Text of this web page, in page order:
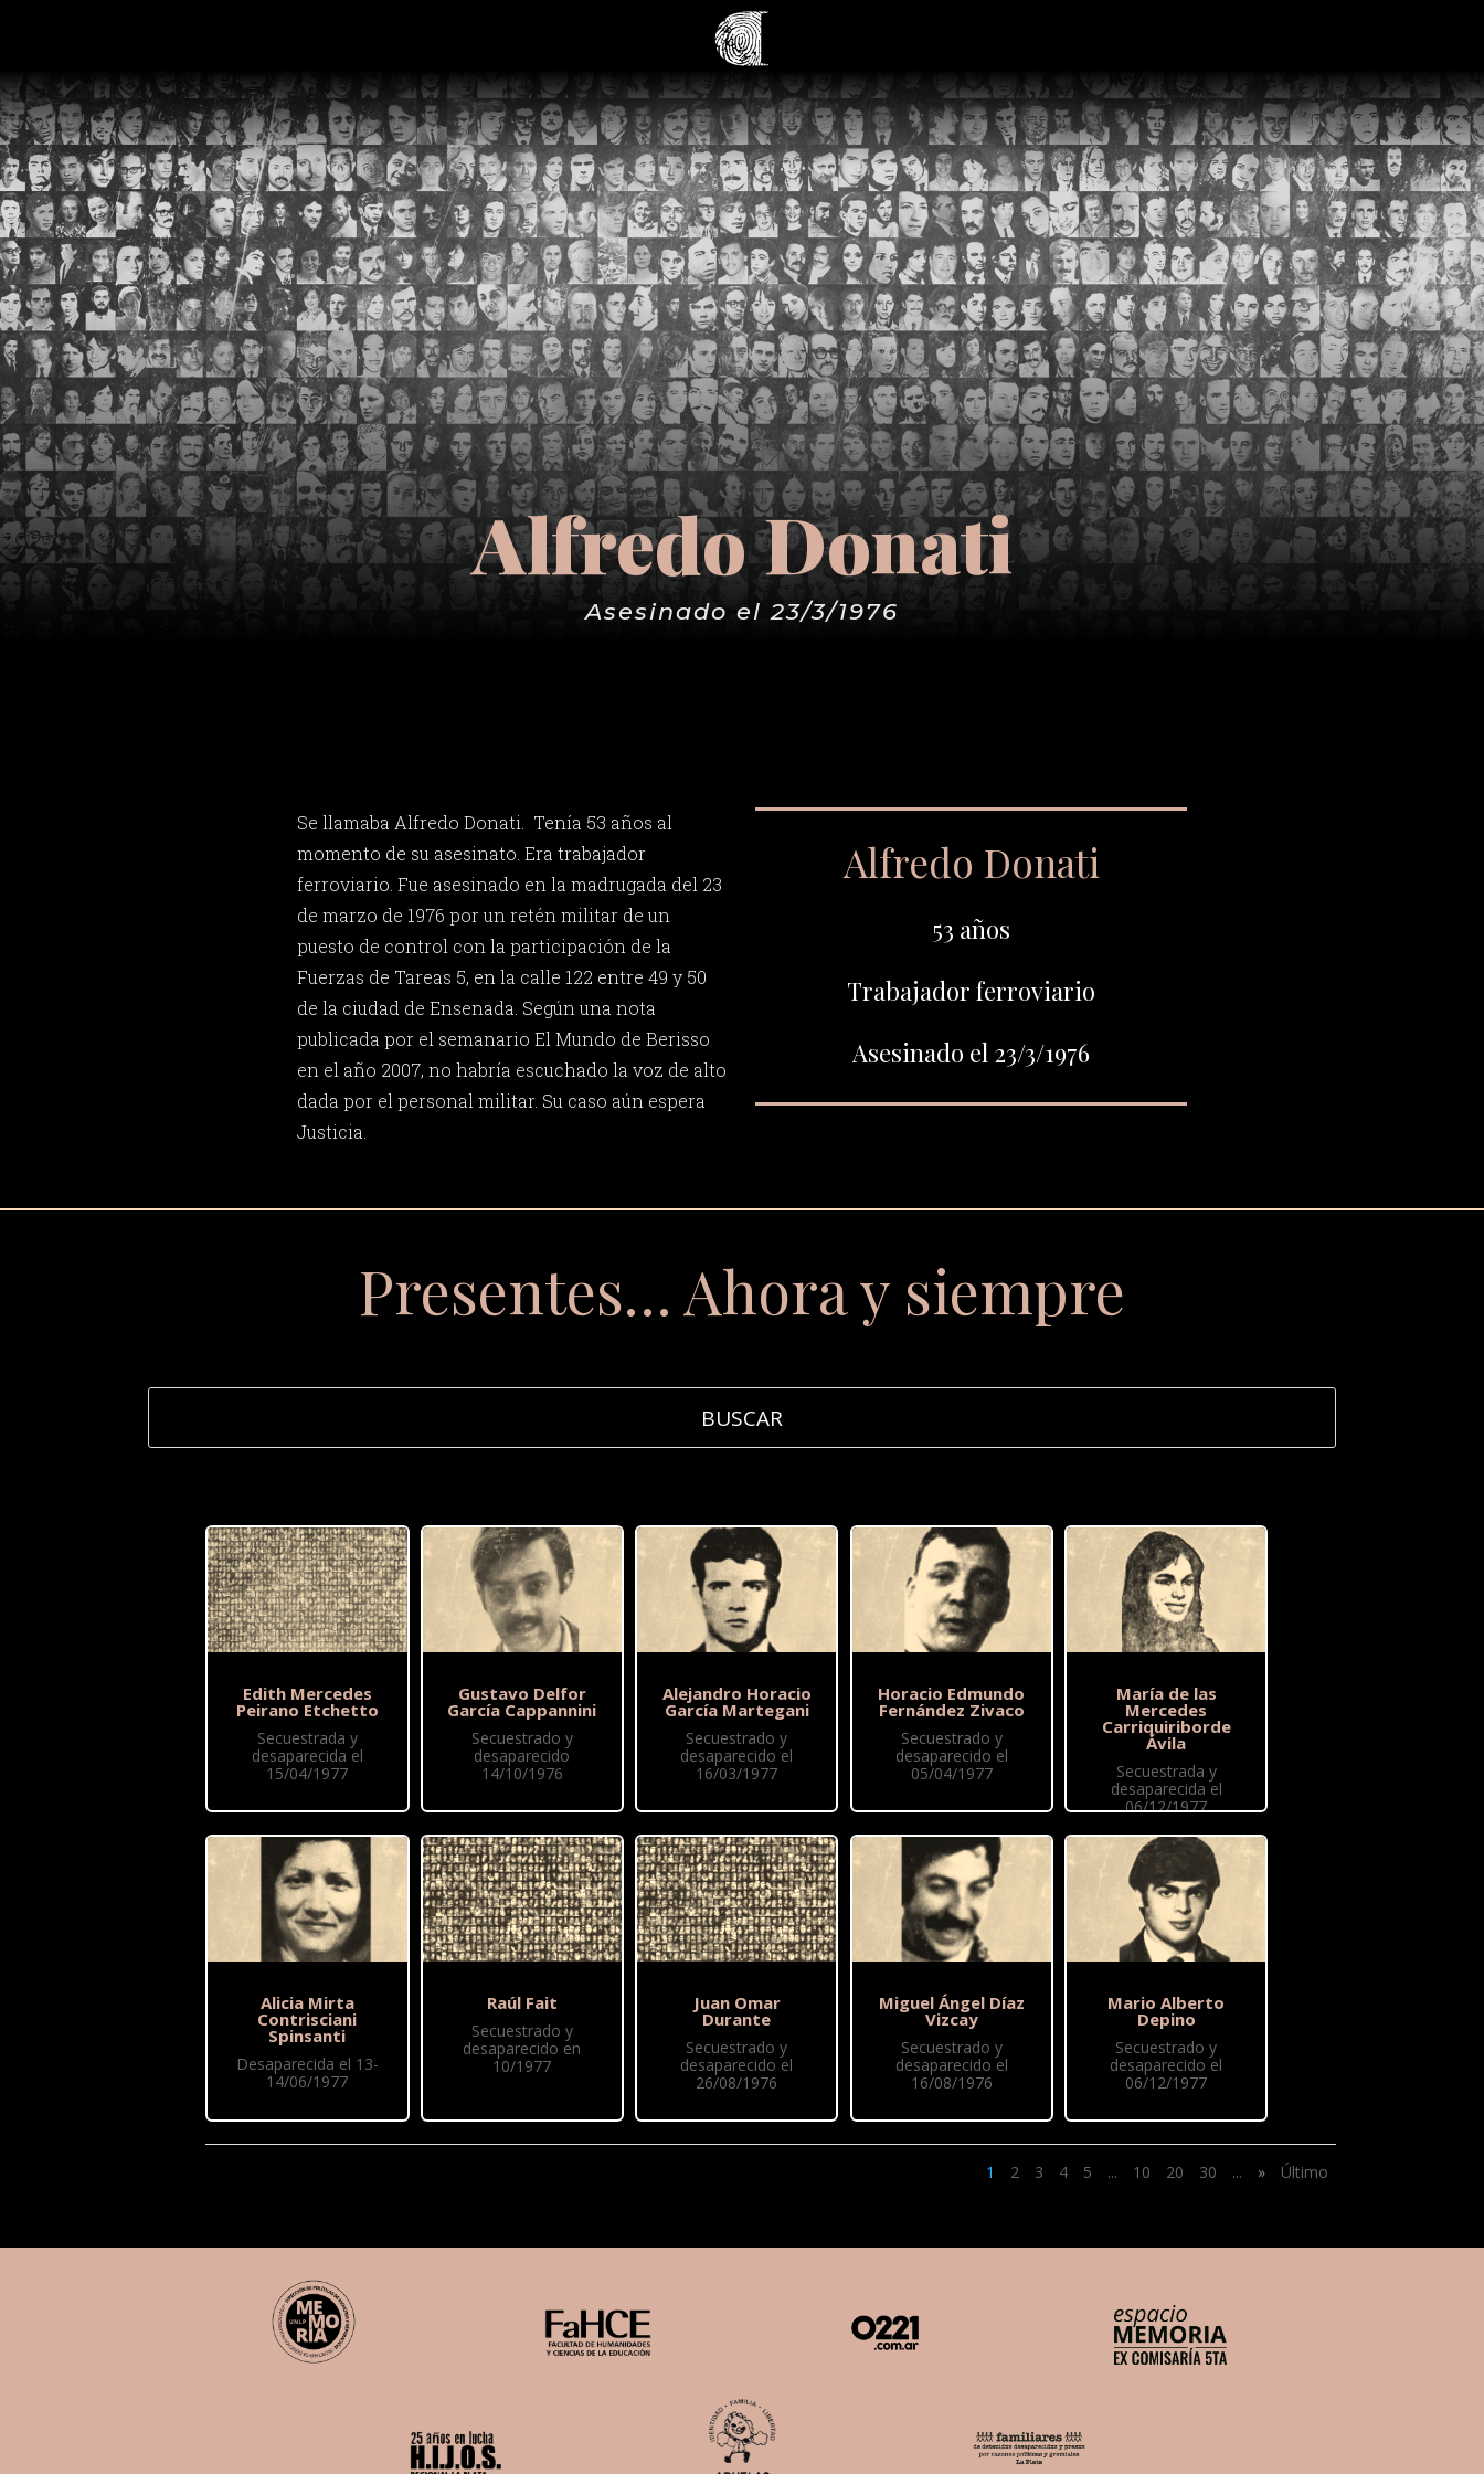
Alfredo Donati
Asesinado el 23/3/1976
Se llamaba Alfredo Donati. Tenía 53 años al
momento de su asesinato. Era trabajador
ferroviario. Fue asesinado en la madrugada del 23
de marzo de 1976 por un retén militar de un
puesto de control con la participación de la
Fuerzas de Tareas 5, en la calle 122 entre 49 y 50
de la ciudad de Ensenada. Según una nota
publicada por el semanario El Mundo de Berisso
en el año 2007, no habría escuchado la voz de alto
dada por el personal militar. Su caso aún espera
Justicia.
Alfredo Donati
53 años
Trabajador ferroviario
Asesinado el 23/3/1976
Presentes… Ahora y siempre
Edith Mercedes
Peirano Etchetto
Secuestrada y
desaparecida el
15/04/1977
Alicia Mirta
Contrisciani
Spinsanti
Desaparecida el 13-
14/06/1977
Gustavo Delfor
García Cappannini
Secuestrado y
desaparecido
14/10/1976
Raúl Fait
Secuestrado y
desaparecido en
10/1977
Alejandro Horacio
García Martegani
Secuestrado y
desaparecido el
16/03/1977
Juan Omar
Durante
Secuestrado y
desaparecido el
26/08/1976
Horacio Edmundo
Fernández Zivaco
Secuestrado y
desaparecido el
05/04/1977
Miguel Ángel Díaz
Vizcay
Secuestrado y
desaparecido el
16/08/1976
María de las
Mercedes
Carriquiriborde
Ávila
Secuestrada y
desaparecida el
06/12/1977
Mario Alberto
Depino
Secuestrado y
desaparecido el
06/12/1977
1 2 3 4 5 ... 10 20 30 ... » Último